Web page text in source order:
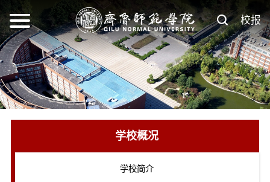
校报
学校概况
学校简介